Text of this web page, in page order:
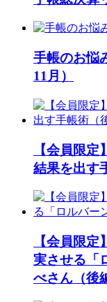
手帳のお悩
11月）
【会員限
結果を出す
【会員限
実させる「
べさん（後